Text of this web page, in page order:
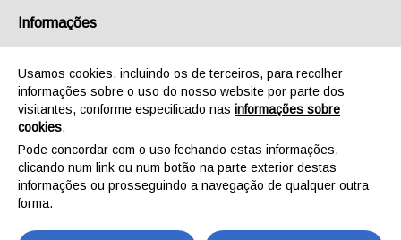
TRABALHO DE
CORDA
Informações
Usamos cookies, incluindo os de terceiros, para recolher
informações sobre o uso do nosso website por parte dos
visitantes, conforme especificado nas informações sobre
cookies.
Pode concordar com o uso fechando estas informações,
clicando num link ou num botão na parte exterior destas
informações ou prosseguindo a navegação de qualquer outra
forma.